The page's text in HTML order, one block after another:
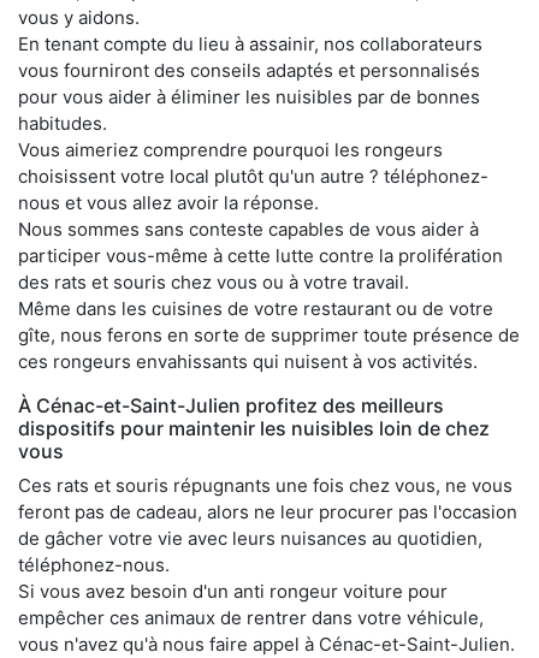
vous y aidons.
En tenant compte du lieu à assainir, nos collaborateurs
vous fourniront des conseils adaptés et personnalisés
pour vous aider à éliminer les nuisibles par de bonnes
habitudes.
Vous aimeriez comprendre pourquoi les rongeurs
choisissent votre local plutôt qu'un autre ? téléphonez-
nous et vous allez avoir la réponse.
Nous sommes sans conteste capables de vous aider à
participer vous-même à cette lutte contre la prolifération
des rats et souris chez vous ou à votre travail.
Même dans les cuisines de votre restaurant ou de votre
gîte, nous ferons en sorte de supprimer toute présence de
ces rongeurs envahissants qui nuisent à vos activités.
À Cénac-et-Saint-Julien profitez des meilleurs
dispositifs pour maintenir les nuisibles loin de chez
vous
Ces rats et souris répugnants une fois chez vous, ne vous
feront pas de cadeau, alors ne leur procurer pas l'occasion
de gâcher votre vie avec leurs nuisances au quotidien,
téléphonez-nous.
Si vous avez besoin d'un anti rongeur voiture pour
empêcher ces animaux de rentrer dans votre véhicule,
vous n'avez qu'à nous faire appel à Cénac-et-Saint-Julien.